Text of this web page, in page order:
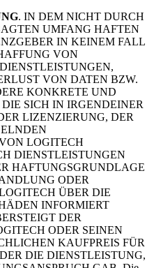
. IN DEM NICHT DURCH
UMFANG HAFTEN
IN KEINEM FALL
VON
VON DATEN BZW.
KONKRETE UND
SICH IN IRGENDEINER
LIZENZIERUNG, DER
LOGITECH
DIENSTLEISTUNGEN
HAFTUNGSGRUNDLAGE
ODER
ÜBER DIE
INFORMIERT
DER
ODER SEINEN
KAUFPREIS FÜR
DIE DIENSTLEISTUNG,